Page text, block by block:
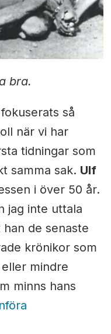
bra.
så
när vi har
tidningar som
samma sak. Ulf
i över 50 år.
jag inte uttala
de senaste
krönikor som
mindre
minns hans